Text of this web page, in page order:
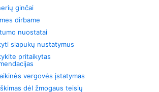
ginčai
dirbame
nuostatai
slapukų nustatymus
pritaikytas
vergovės įstatymas
dėl žmogaus teisių